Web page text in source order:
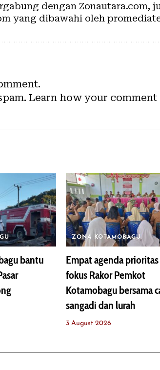
dengan Zonautara.com,
yang dibawahi oleh
Learn how your comment
bantu
ZONA KOTAMOBAGU
Empat agenda
fokus Rakor Pemkot
Kotamobagu bersama
sangadi dan lurah
3 August 2026